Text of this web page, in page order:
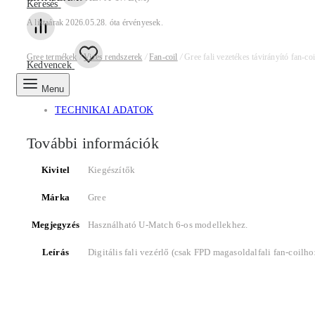
Keresés
Kedvencek
Menu
A listaárak 2026.05.28. óta érvényesek.
Gree termékek / Vizes rendszerek / Fan-coil /Gree fali vezetékes távirányító fan-
TECHNIKAI ADATOK
További információk
Kivitel Kiegészítők
Márka Gree
Megjegyzés Használható U-Match 6-os modellekhez.
Leírás Digitális fali vezérlő (csak FPD magasoldalfali fan-